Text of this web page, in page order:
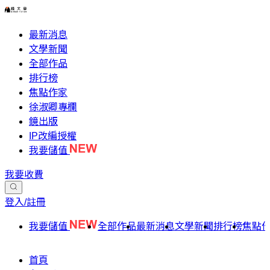
最新消息
文學新聞
全部作品
排行榜
焦點作家
徐淑卿專欄
鏡出版
IP改編授權
我要儲值
我要收費
登入/註冊
我要儲值 全部作品最新消息文學新聞排行榜焦點
首頁